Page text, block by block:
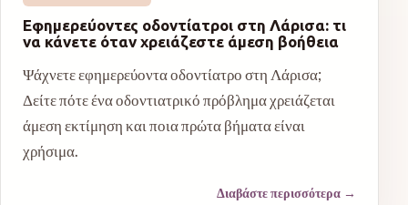
Εφημερεύοντες οδοντίατροι στη Λάρισα: τι
να κάνετε όταν χρειάζεστε άμεση βοήθεια
Ψάχνετε εφημερεύοντα οδοντίατρο στη Λάρισα;
Δείτε πότε ένα οδοντιατρικό πρόβλημα χρειάζεται
άμεση εκτίμηση και ποια πρώτα βήματα είναι
χρήσιμα.
Διαβάστε περισσότερα →